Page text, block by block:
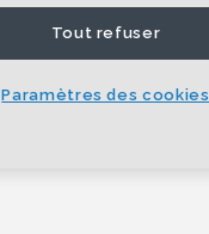
Tout refuser
Paramètres des cookies